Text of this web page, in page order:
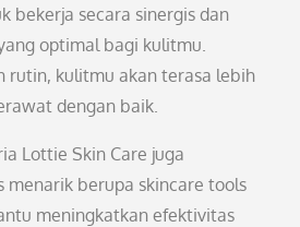
bekerja secara sinergis dan
optimal bagi kulitmu.
rutin, kulitmu akan terasa lebih
dengan baik.
Lottie Skin Care juga
menarik berupa skincare tools
meningkatkan efektivitas